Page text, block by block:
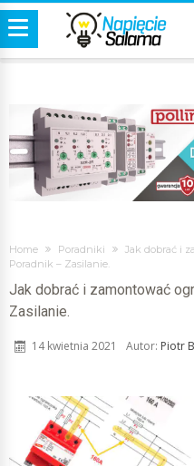
Home Poradniki
Jak dobrać i
Poradnik – Zasilanie.
Jak dobrać i zamontować
Zasilanie.
Autor: Piotr
14 kwietnia 2021